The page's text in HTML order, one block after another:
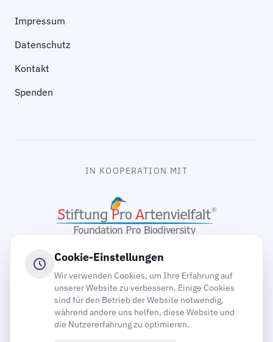
Impressum
Datenschutz
Kontakt
Spenden
IN KOOPERATION MIT
gooding
Cookie-Einstellungen
Wir verwenden Cookies, um Ihre Erfahrung auf
unserer Website zu verbessern. Einige Cookies
sind für den Betrieb der Website notwendig,
während andere uns helfen, diese Website und
die Nutzererfahrung zu optimieren.